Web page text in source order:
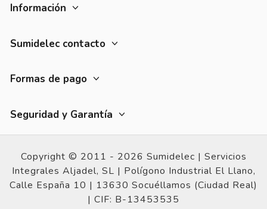
Información
Sumidelec contacto
Formas de pago
Seguridad y Garantía
Copyright © 2011 - 2026 Sumidelec | Servicios
Integrales Aljadel, SL | Polígono Industrial El Llano,
Calle España 10 | 13630 Socuéllamos (Ciudad Real)
| CIF: B-13453535